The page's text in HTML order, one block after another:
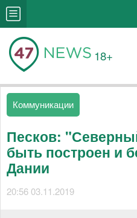
18+
Коммуникации
Песков:
быть построен и
Дании
20:56 03.11.2019